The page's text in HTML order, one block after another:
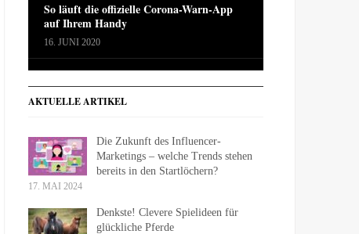
So läuft die offizielle Corona-Warn-App
auf Ihrem Handy
16. JUNI 2020
AKTUELLE ARTIKEL
Die Zukunft des Influencer-
Marketings – welche Trends stehen
bereits in den Startlöchern?
17. MAI 2024
Denkste! Clevere Spielideen für
glückliche Pferde